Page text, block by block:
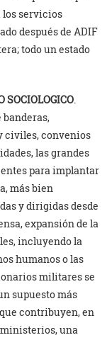
los servicios
después de ADIF
todo un estado
SOCIOLOGICO.
civiles, convenios
las grandes
para implantar
más bien
y dirigidas desde
expansión de la
incluyendo la
humanos o las
militares se
supuesto más
contribuyen, en
una